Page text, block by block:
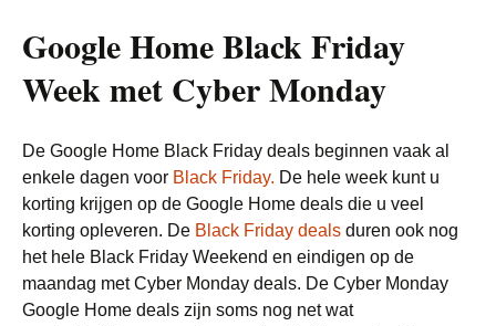
Google Home Black Friday
Week met Cyber Monday
De Google Home Black Friday deals beginnen vaak al
enkele dagen voor Black Friday. De hele week kunt u
korting krijgen op de Google Home deals die u veel
korting opleveren. De Black Friday deals duren ook nog
het hele Black Friday Weekend en eindigen op de
maandag met Cyber Monday deals. De Cyber Monday
Google Home deals zijn soms nog net wat